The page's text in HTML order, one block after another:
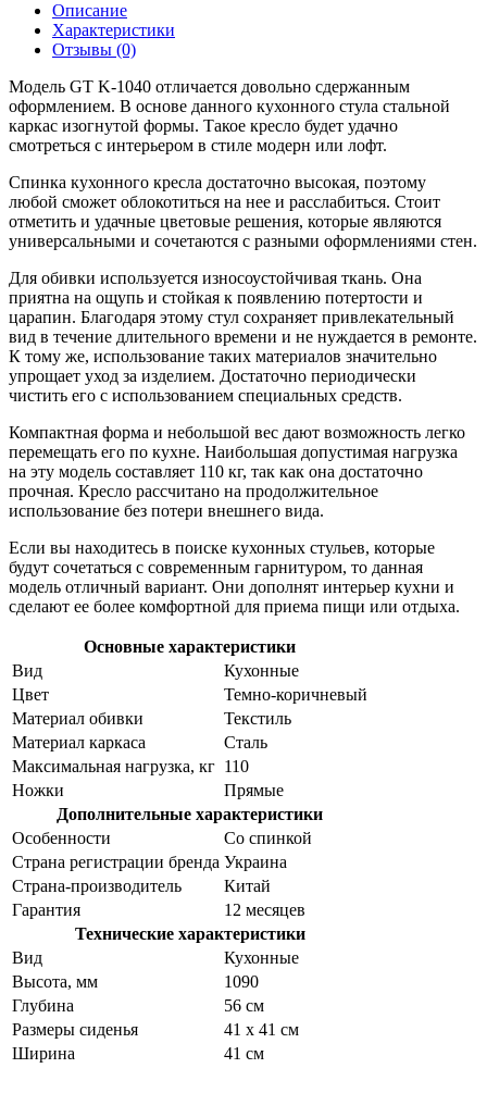
Описание
Характеристики
Отзывы (0)
Модель GT K-1040 отличается довольно сдержанным
оформлением. В основе данного кухонного стула стальной
каркас изогнутой формы. Такое кресло будет удачно
смотреться с интерьером в стиле модерн или лофт.
Спинка кухонного кресла достаточно высокая, поэтому
любой сможет облокотиться на нее и расслабиться. Стоит
отметить и удачные цветовые решения, которые являются
универсальными и сочетаются с разными оформлениями стен.
Для обивки используется износоустойчивая ткань. Она
приятна на ощупь и стойкая к появлению потертости и
царапин. Благодаря этому стул сохраняет привлекательный
вид в течение длительного времени и не нуждается в ремонте.
К тому же, использование таких материалов значительно
упрощает уход за изделием. Достаточно периодически
чистить его с использованием специальных средств.
Компактная форма и небольшой вес дают возможность легко
перемещать его по кухне. Наибольшая допустимая нагрузка
на эту модель составляет 110 кг, так как она достаточно
прочная. Кресло рассчитано на продолжительное
использование без потери внешнего вида.
Если вы находитесь в поиске кухонных стульев, которые
будут сочетаться с современным гарнитуром, то данная
модель отличный вариант. Они дополнят интерьер кухни и
сделают ее более комфортной для приема пищи или отдыха.
Основные характеристики
Вид
Кухонные
Цвет
Темно-коричневый
Материал обивки
Текстиль
Материал каркаса
Сталь
Максимальная нагрузка, кг 110
Ножки
Прямые
Дополнительные характеристики
Особенности
Со спинкой
Страна регистрации бренда Украина
Страна-производитель
Китай
Гарантия
12 месяцев
Технические характеристики
Вид
Кухонные
Высота, мм
1090
Глубина
56 см
Размеры сиденья
41 x 41 см
Ширина
41 см